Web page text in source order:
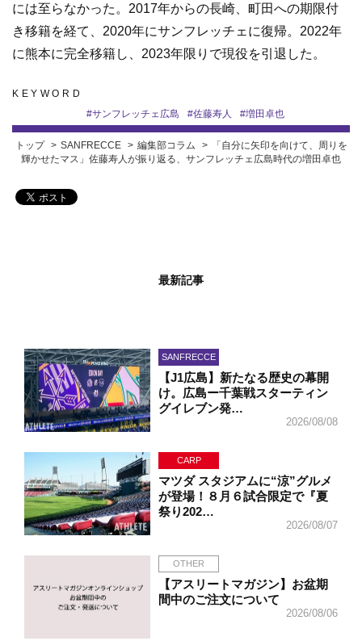
には至らなかった。2017年からの長崎、町田への期限付
き移籍を経て、2020年にサンフレッチェに復帰。2022年
に熊本に完全移籍し、2023年限りで現役を引退した。
KEYWORD
#サンフレッチェ広島 #佐藤寿人 #増田卓也
トップ SANFRECCE 編集部コラム
「自分に矢印を向けて、周りを
輝かせたマス」佐藤寿人が振り返る、サンフレッチェ広島時代の増田卓也
最新記事
SANFRECCE
【J1広島】新たなる歴史の幕開
け。広島ー千葉戦スターティン
グイレブン発…
2026/08/08
CARP
マツダ スタジアムに“涼”グルメ
が登場！８月６試合限定で『夏
祭り202…
2026/08/07
OTHER
【アスリートマガジン】お盆期
間中のご注文について
2026/08/06